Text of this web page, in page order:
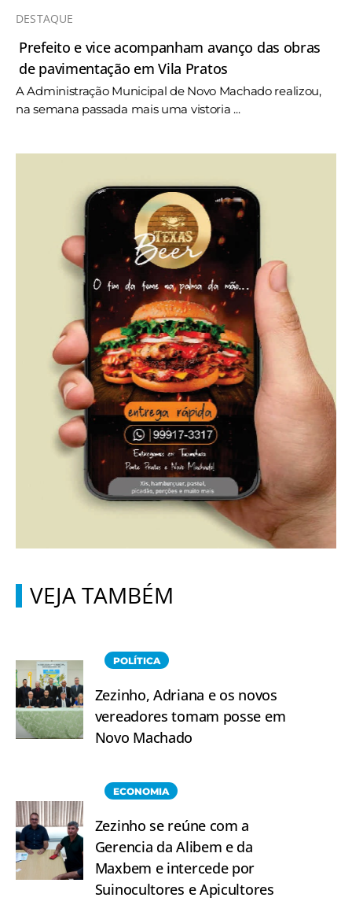
DESTAQUE
Prefeito e vice acompanham avanço das obras
de pavimentação em Vila Pratos
A Administração Municipal de Novo Machado realizou,
na semana passada mais uma vistoria ...
VEJA TAMBÉM
POLÍTICA
Zezinho, Adriana e os novos
vereadores tomam posse em
Novo Machado
ECONOMIA
Zezinho se reúne com a
Gerencia da Alibem e da
Maxbem e intercede por
Suinocultores e Apicultores